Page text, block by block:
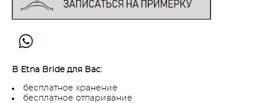
В Etna Bride для Вас:
бесплатное хранение
бесплатное отпаривание